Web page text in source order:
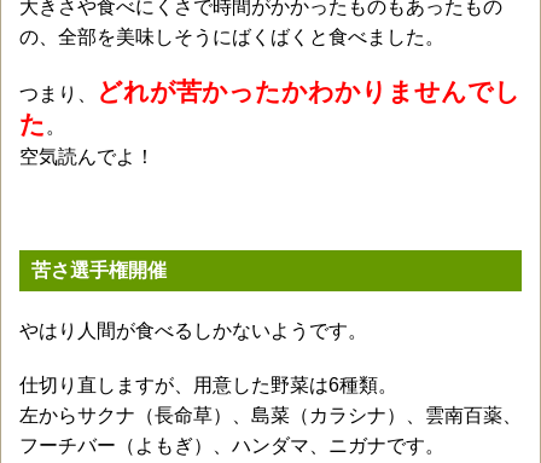
大きさや食べにくさで時間がかかったものもあったもの
の、全部を美味しそうにばくばくと食べました。
つまり、
どれが苦かったかわかりませんでし
た 。
空気読んでよ！
苦さ選手権開催
やはり人間が食べるしかないようです。
仕切り直しますが、用意した野菜は6種類。
左からサクナ（長命草）、島菜（カラシナ）、雲南百薬、
フーチバー（よもぎ）、ハンダマ、ニガナです。